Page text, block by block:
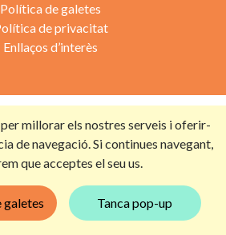
millorar els nostres serveis i oferir-
de navegació. Si continues navegant,
que acceptes el seu us.
galetes Tanca pop-up
Política de galetes
de privacitat
Enllaços d’interès
la col·laboració de: